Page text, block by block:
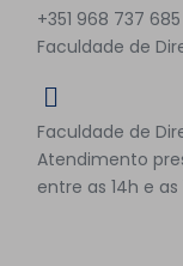
+351 968 737
Faculdade de
Faculdade de
Atendimento
entre as 14h e as